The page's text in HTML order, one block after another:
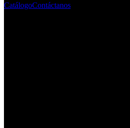
CatálogoContáctanos